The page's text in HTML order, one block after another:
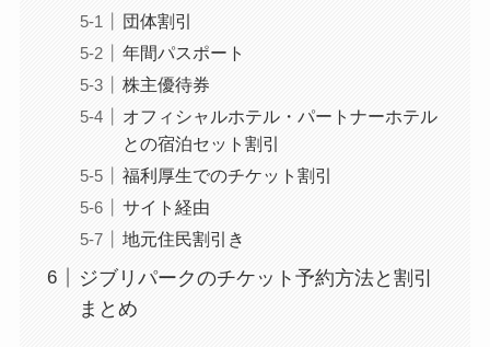
団体割引
年間パスポート
株主優待券
オフィシャルホテル・パートナーホテル
との宿泊セット割引
福利厚生でのチケット割引
サイト経由
地元住民割引き
ジブリパークのチケット予約方法と割引
まとめ